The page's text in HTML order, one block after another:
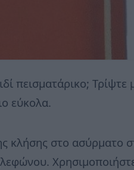
πεισματάρικο; Τρίψτε
εύκολα.
κλήσης στο ασύρματο